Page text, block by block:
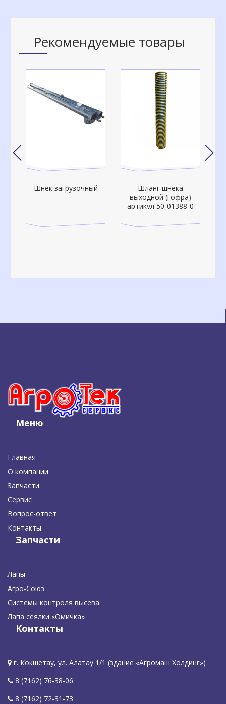
Рекомендуемые товары
Шнек загрузочный
Шланг шнека
выходной (гофра)
артикул 50-01388-0
Меню
Главная
О компании
Запчасти
Сервис
Вопрос-ответ
Контакты
Запчасти
Лапы
Агро-Союз
Системы контроля высева
Лапа сеялки «Омичка»
Контакты
г. Кокшетау, ул. Алатау 1/1 (здание «Агромаш Холдинг»)
8 (7162) 76-38-06
8 (7162) 72-31-73